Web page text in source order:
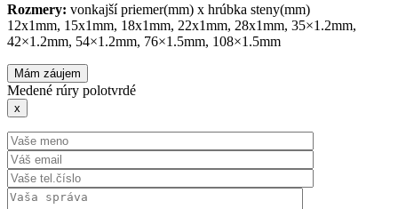
Rozmery: vonkajší priemer(mm) x hrúbka steny(mm)
12x1mm, 15x1mm, 18x1mm, 22x1mm, 28x1mm, 35×1.2mm,
42×1.2mm, 54×1.2mm, 76×1.5mm, 108×1.5mm
Mám záujem
Medené rúry polotvrdé
x